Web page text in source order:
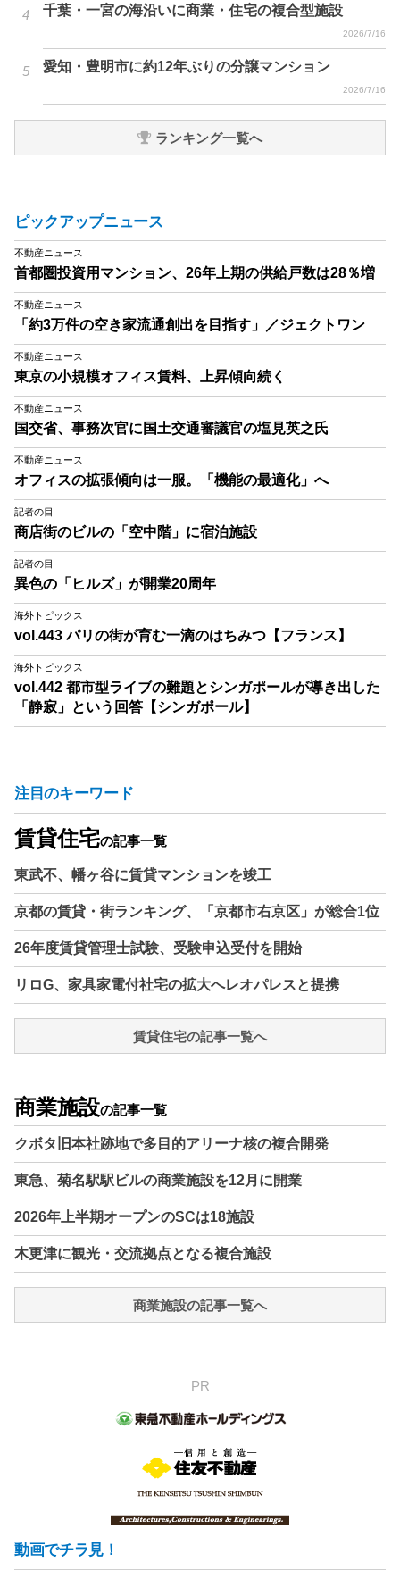
千葉・一宮の海沿いに商業・住宅の複合型施設
2026/7/16
愛知・豊明市に約12年ぶりの分譲マンション
2026/7/16
ランキング一覧へ
ピックアップニュース
不動産ニュース
首都圏投資用マンション、26年上期の供給戸数は28％増
不動産ニュース
「約3万件の空き家流通創出を目指す」／ジェクトワン
不動産ニュース
東京の小規模オフィス賃料、上昇傾向続く
不動産ニュース
国交省、事務次官に国土交通審議官の塩見英之氏
不動産ニュース
オフィスの拡張傾向は一服。「機能の最適化」へ
記者の目
商店街のビルの「空中階」に宿泊施設
記者の目
異色の「ヒルズ」が開業20周年
海外トピックス
vol.443 パリの街が育む一滴のはちみつ【フランス】
海外トピックス
vol.442 都市型ライブの難題とシンガポールが導き出した
「静寂」という回答【シンガポール】
注目のキーワード
賃貸住宅の記事一覧
東武不、幡ヶ谷に賃貸マンションを竣工
京都の賃貸・街ランキング、「京都市右京区」が総合1位
26年度賃貸管理士試験、受験申込受付を開始
リロG、家具家電付社宅の拡大へレオパレスと提携
賃貸住宅の記事一覧へ
商業施設の記事一覧
クボタ旧本社跡地で多目的アリーナ核の複合開発
東急、菊名駅駅ビルの商業施設を12月に開業
2026年上半期オープンのSCは18施設
木更津に観光・交流拠点となる複合施設
商業施設の記事一覧へ
PR
動画でチラ見！